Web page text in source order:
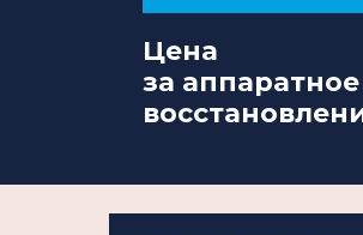
Цена
за аппаратное